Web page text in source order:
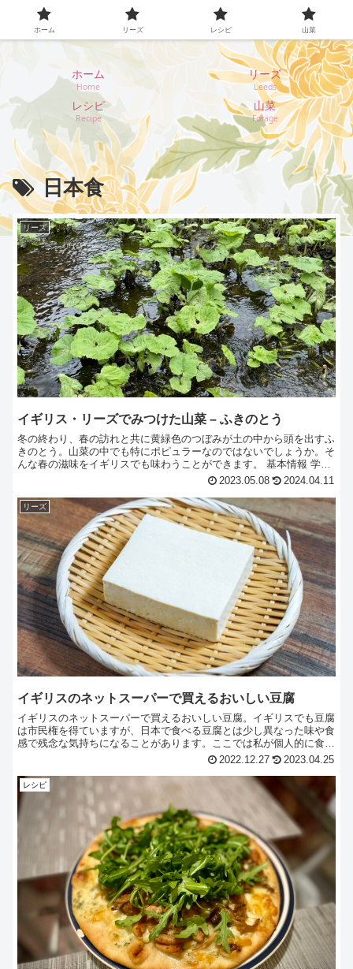
イギリス・リーズ暮らし
ホーム
Home
リーズ
Leeds
レシピ
Recipe
山菜
Forage
日本食
リーズ
イギリス・リーズでみつけた山菜 – ふきのとう
冬の終わり、春の訪れと共に黄緑色のつぼみが土の中から頭を出すふ
きのとう。山菜の中でも特にポピュラーなのではないでしょうか。そ
んな春の滋味をイギリスでも味わうことができます。 基本情報 学
2023.05.08 2024.04.11
リーズ
イギリスのネットスーパーで買えるおいしい豆腐
イギリスのネットスーパーで買えるおいしい豆腐。イギリスでも豆腐
は市民権を得ていますが、日本で食べる豆腐とは少し異なった味や食
感で残念な気持ちになることがあります。ここでは私が個人的に食べ
て美味しいと思ったお豆腐を紹介しています。2022.12.27 2023.04.25
レシピ
ホーム リーズ レシピ 山菜